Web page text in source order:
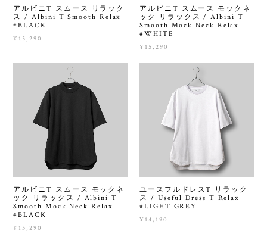
アルビニT スムース リラック
ス / Albini T Smooth Relax
#BLACK
¥15,290
アルビニT スムース モックネ
ック リラックス / Albini T
Smooth Mock Neck Relax
#WHITE
¥15,290
アルビニT スムース モックネ
ック リラックス / Albini T
Smooth Mock Neck Relax
#BLACK
¥15,290
ユースフルドレスT リラック
ス / Useful Dress T Relax
#LIGHT GREY
¥14,190